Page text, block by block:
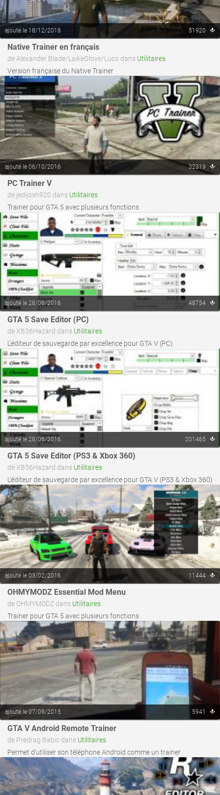
ajouté le 18/12/2018 51920
Native Trainer en français
de Alexander Blade/LaikeGlove/Luco dans Utilitaires
Version française du Native Trainer
voir ce fichier
ajouté le 06/10/2016 32319
PC Trainer V
de jedijosh920 dans Utilitaires
Trainer pour GTA 5 avec plusieurs fonctions
voir ce fichier
ajouté le 28/06/2016 48754
GTA 5 Save Editor (PC)
de XB36Hazard dans Utilitaires
L'éditeur de sauvegarde par excellence pour GTA V (PC)
ajouté le 28/06/2016 201465
GTA 5 Save Editor (PS3 & Xbox 360)
de XB36Hazard dans Utilitaires
L'éditeur de sauvegarde par excellence pour GTA V (PS3 & Xbox 360)
ajouté le 03/02/2016 11444
OHMYMODZ Essential Mod Menu
de OHMYMODZ dans Utilitaires
Trainer pour GTA 5 avec plusieurs fonctions
voir ce fichier
ajouté le 07/09/2015 5941
GTA V Android Remote Trainer
de Predrag Babic dans Utilitaires
Permet d'utiliser son téléphone Android comme un trainer
voir ce fichier